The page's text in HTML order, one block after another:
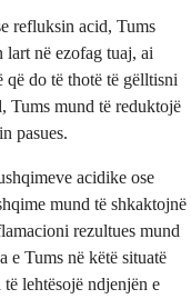
refluksin acid, Tums
në ezofag tuaj, ai
që do të thotë të gëlltisni
Tums mund të reduktojë
pasues.
acidike ose
mund të shkaktojnë
rezultues mund
e Tums në këtë situatë
lehtësojë ndjenjën e